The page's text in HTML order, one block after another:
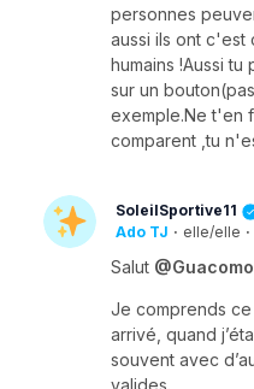
personnes
aussi ils ont c'est
humains !Aussi
sur un
exemple.Ne t'en
comparent ,tu
SoleilSportive11
Ado TJ · elle/elle ·
Salut
Je comprends ce
arrivé, quand
souvent avec
valides.